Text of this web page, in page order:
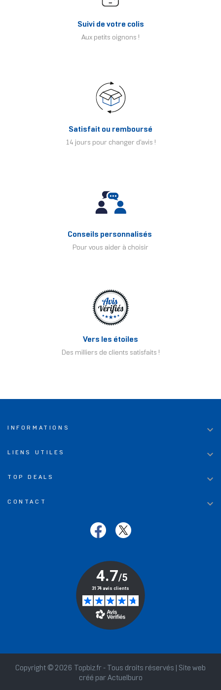
Suivi de votre colis
Aux petits oignons !
Satisfait ou remboursé
14 jours pour changer d'avis !
Conseils personnalisés
Pour vous aider à choisir
Vers les étoiles
Des milliers de clients satisfaits !
INFORMATIONS 
LIENS UTILES 
TOP DEALS 
CONTACT 
Copyright © 2026 Topbiz.fr - Tous droits réservés | Site web
créé par Actuelburo